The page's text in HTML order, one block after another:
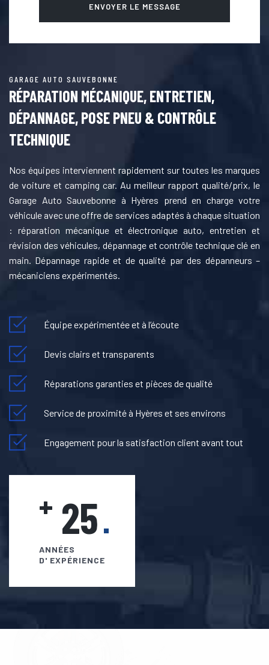
ENVOYER LE MESSAGE
GARAGE AUTO SAUVEBONNE
RÉPARATION MÉCANIQUE, ENTRETIEN,
DÉPANNAGE, POSE PNEU & CONTRÔLE
TECHNIQUE
Nos équipes interviennent rapidement sur toutes les marques
de voiture et camping car. Au meilleur rapport qualité/prix, le
Garage Auto Sauvebonne à Hyères prend en charge votre
véhicule avec une offre de services adaptés à chaque situation
: réparation mécanique et électronique auto, entretien et
révision des véhicules, dépannage et contrôle technique clé en
main. Dépannage rapide et de qualité par des dépanneurs –
mécaniciens expérimentés.
Équipe expérimentée et à l’écoute
Devis clairs et transparents
Réparations garanties et pièces de qualité
Service de proximité à Hyères et ses environs
Engagement pour la satisfaction client avant tout
+ 25
ANNÉES
D' EXPÉRIENCE